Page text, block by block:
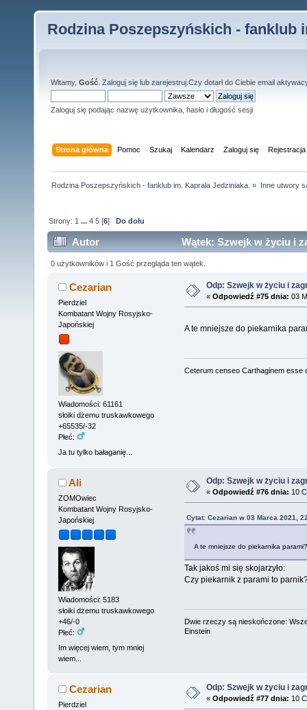
Rodzina Poszepszyńskich - fanklub
Witamy, Gość Zaloguj się lub zarejestruj .Czy dotarł do Ciebie email
Zaloguj się podając nazwę użytkownika, hasło i długość sesji
Strona główna Pomoc Szukaj Kalendarz Zaloguj się Rejestracja
Rodzina Poszepszyńskich - fanklub im. Kaprala Jedziniaka. » Inne utwory
Strony: 1 ...4 5 [6]Do dołu
Autor Wątek: Szwejk w życiu i
0 użytkowników i 1 Gość przegląda ten wątek.
Cezarian
Pierdziel
Kombatant Wojny Rosyjsko-
Japońskiej
Wiadomości: 61161
słoiki dżemu truskawkowego
+65535/-32
Płeć:
Ja tu tylko bałaganię...
Odp: Szwejk w życiu i
« Odpowiedź #75 dnia: 03
A te mniejsze do piekarnika
Ceterum censeo Carthaginem esse
Ali
ZOMOwiec
Kombatant Wojny Rosyjsko-
Japońskiej
Wiadomości: 5183
słoiki dżemu truskawkowego
+46/-0
Płeć:
Im więcej wiem, tym mniej
wiem...
Odp: Szwejk w życiu i
« Odpowiedź #76 dnia: 10
Cytat: Cezarian w 03 Marca 2021,
A te mniejsze do piekarnika
Tak jakoś mi się skojarzyło:
Czy piekarnik z parami to
Dwie rzeczy są nieskończone:
Einstein
Cezarian
Pierdziel
Odp: Szwejk w życiu i
« Odpowiedź #77 dnia: 10